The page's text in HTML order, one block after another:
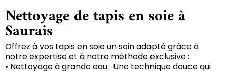
Nettoyage de tapis en soie à
Saurais
Offrez à vos tapis en soie un soin adapté grâce à
notre expertise et à notre méthode exclusive :
• Nettoyage à grande eau : Une technique douce qui